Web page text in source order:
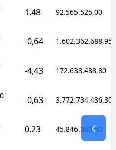
1,48 92.565.525,00
-0,64 1.602.362.688,95
-4,43 172.638.488,80
-0,63 3.772.734.436,30
0,23 45.846.360,50